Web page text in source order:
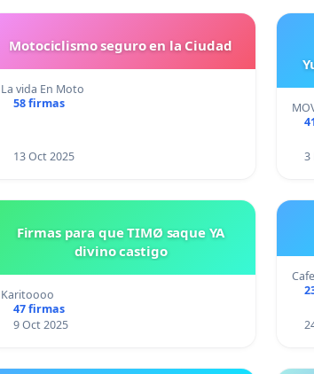
Motociclismo seguro en la Ciudad
La vida En Moto
58 firmas
13 Oct 2025 3
Firmas para que TIMØ saque YA
divino castigo
Karitoooo
47 firmas
9 Oct 2025